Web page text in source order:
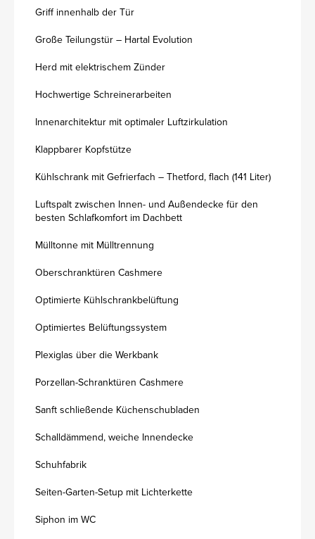
Griff innenhalb der Tür
Große Teilungstür – Hartal Evolution
Herd mit elektrischem Zünder
Hochwertige Schreinerarbeiten
Innenarchitektur mit optimaler Luftzirkulation
Klappbarer Kopfstütze
Kühlschrank mit Gefrierfach – Thetford, flach (141 Liter)
Luftspalt zwischen Innen- und Außendecke für den
besten Schlafkomfort im Dachbett
Mülltonne mit Mülltrennung
Oberschranktüren Cashmere
Optimierte Kühlschrankbelüftung
Optimiertes Belüftungssystem
Plexiglas über die Werkbank
Porzellan-Schranktüren Cashmere
Sanft schließende Küchenschubladen
Schalldämmend, weiche Innendecke
Schuhfabrik
Seiten-Garten-Setup mit Lichterkette
Siphon im WC